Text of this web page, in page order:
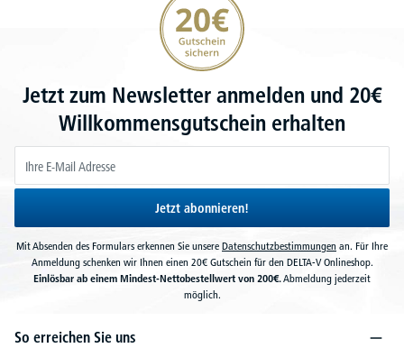
Jetzt zum Newsletter anmelden und 20€
Willkommensgutschein erhalten
Jetzt abonnieren!
Mit Absenden des Formulars erkennen Sie unsere Datenschutzbestimmungen an. Für Ihre
Anmeldung schenken wir Ihnen einen 20€ Gutschein für den DELTA-V Onlineshop.
Einlösbar ab einem Mindest-Nettobestellwert von 200€.Abmeldung jederzeit
möglich.
So erreichen Sie uns